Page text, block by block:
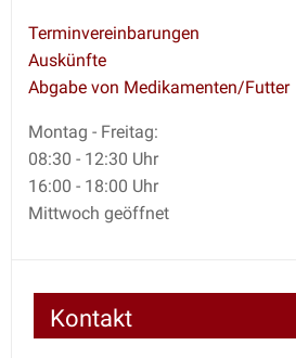
Terminvereinbarungen
Auskünfte
Abgabe von Medikamenten/Futter
Montag - Freitag:
08:30 - 12:30 Uhr
16:00 - 18:00 Uhr
Mittwoch geöffnet
Kontakt